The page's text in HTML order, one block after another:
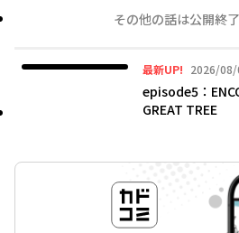
その他の話は公開終
最新UP! 2026/08/
2026年08月05日
episode5：
GREAT TREE